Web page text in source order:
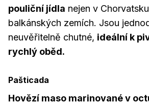
pouliční jídla nejen v
balkánských zemích. Jsou
neuvěřitelně chutné, ideální k
rychlý oběd.
Pašticada
Hovězí maso marinované v